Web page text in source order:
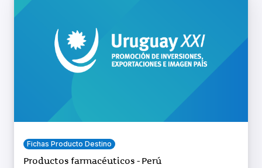
Fichas Producto Destino
Productos farmacéuticos - Perú